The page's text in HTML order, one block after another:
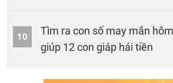
10
Tìm ra con số may mắn
giúp 12 con giáp hái tiền